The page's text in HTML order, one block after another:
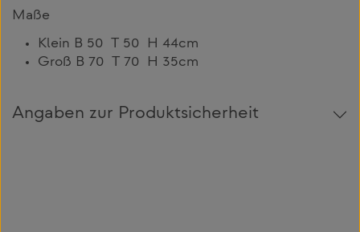
Maße
Klein B 50 T 50 H 44cm
Groß B 70 T 70 H 35cm
Angaben zur Produktsicherheit